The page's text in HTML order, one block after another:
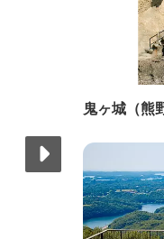
鬼ヶ城（熊